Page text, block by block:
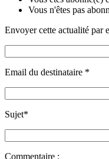
Vous n'êtes pas
Envoyer cette actualité par
Email du destinataire *
Sujet*
Commentaire :